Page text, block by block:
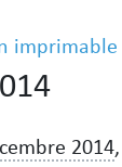
imprimable
2014,